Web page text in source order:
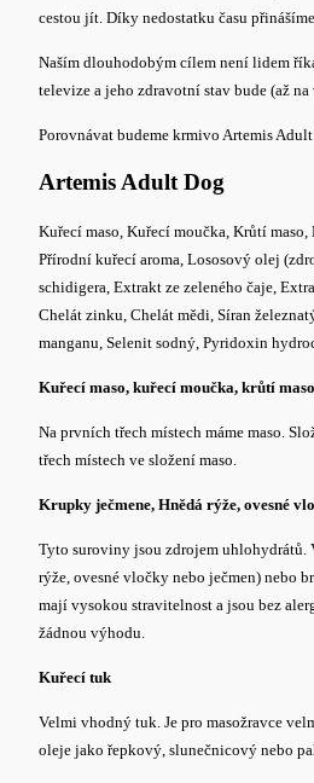
cestou jít. Díky nedostatku času
Naším dlouhodobým cílem není lidem
televize a jeho zdravotní stav bude (až
Porovnávat budeme krmivo Artemis
Artemis Adult Dog
Kuřecí maso, Kuřecí moučka, Krůtí
Přírodní kuřecí aroma, Lososový olej
schidigera, Extrakt ze zeleného čaje,
Chelát zinku, Chelát mědi, Síran
manganu, Selenit sodný, Pyridoxin
Kuřecí maso, kuřecí moučka, krůtí maso
Na prvních třech místech máme maso.
třech místech ve složení maso.
Krupky ječmene, Hnědá rýže, ovesné
Tyto suroviny jsou zdrojem
rýže, ovesné vločky nebo ječmen) nebo
mají vysokou stravitelnost a jsou bez
žádnou výhodu.
Kuřecí tuk
Velmi vhodný tuk. Je pro masožravce
oleje jako řepkový, slunečnicový nebo